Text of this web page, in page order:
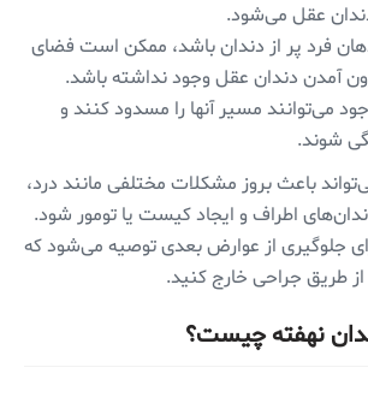
عقل می‌شود.
فرد پر از دندان باشد، ممکن است فضای
آمدن دندان عقل وجود نداشته باشد.
می‌توانند مسیر آنها را مسدود کنند و
شوند.
باعث بروز مشکلات مختلفی مانند درد،
اطراف و ایجاد کیست یا تومور شود.
جلوگیری از عوارض بعدی توصیه می‌شود که
طریق جراحی خارج کنید.
نهفته چیست؟